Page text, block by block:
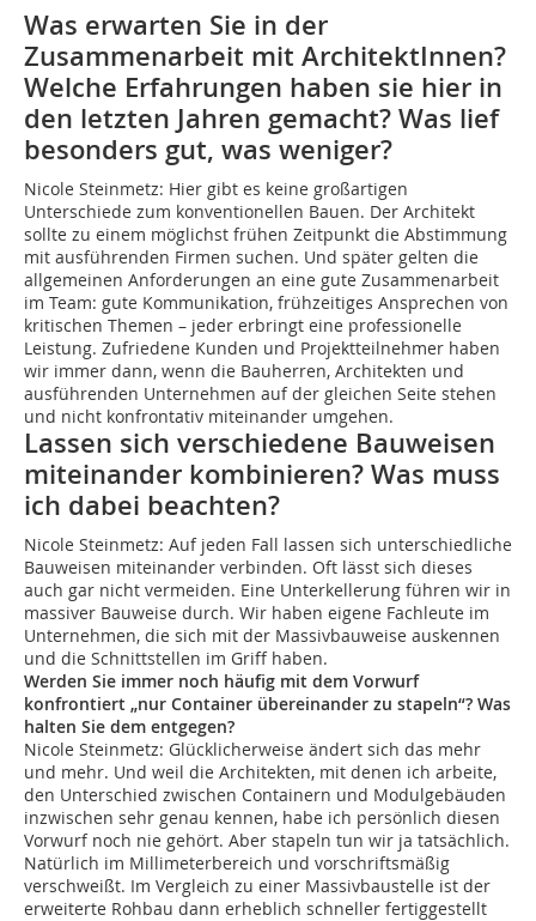
Was erwarten Sie in der
Zusammenarbeit mit ArchitektInnen?
Welche Erfahrungen haben sie hier in
den letzten Jahren gemacht? Was lief
besonders gut, was weniger?
Nicole Steinmetz: Hier gibt es keine großartigen
Unterschiede zum konventionellen Bauen. Der Architekt
sollte zu einem möglichst frühen Zeitpunkt die Abstimmung
mit ausführenden Firmen suchen. Und später gelten die
allgemeinen Anforderungen an eine gute Zusammenarbeit
im Team: gute Kommunikation, frühzeitiges Ansprechen von
kritischen Themen – jeder erbringt eine professionelle
Leistung. Zufriedene Kunden und Projektteilnehmer haben
wir immer dann, wenn die Bauherren, Architekten und
ausführenden Unternehmen auf der gleichen Seite stehen
und nicht konfrontativ miteinander umgehen.
Lassen sich verschiedene Bauweisen
miteinander kombinieren? Was muss
ich dabei beachten?
Nicole Steinmetz: Auf jeden Fall lassen sich unterschiedliche
Bauweisen miteinander verbinden. Oft lässt sich dieses
auch gar nicht vermeiden. Eine Unterkellerung führen wir in
massiver Bauweise durch. Wir haben eigene Fachleute im
Unternehmen, die sich mit der Massivbauweise auskennen
und die Schnittstellen im Griff haben.
Werden Sie immer noch häufig mit dem Vorwurf
konfrontiert „nur Container übereinander zu stapeln“? Was
halten Sie dem entgegen?
Nicole Steinmetz: Glücklicherweise ändert sich das mehr
und mehr. Und weil die Architekten, mit denen ich arbeite,
den Unterschied zwischen Containern und Modulgebäuden
inzwischen sehr genau kennen, habe ich persönlich diesen
Vorwurf noch nie gehört. Aber stapeln tun wir ja tatsächlich.
Natürlich im Millimeterbereich und vorschriftsmäßig
verschweißt. Im Vergleich zu einer Massivbaustelle ist der
erweiterte Rohbau dann erheblich schneller fertiggestellt